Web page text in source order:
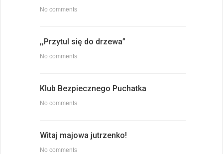
No comments
,,Przytul się do drzewa”
No comments
Klub Bezpiecznego Puchatka
No comments
Witaj majowa jutrzenko!
No comments